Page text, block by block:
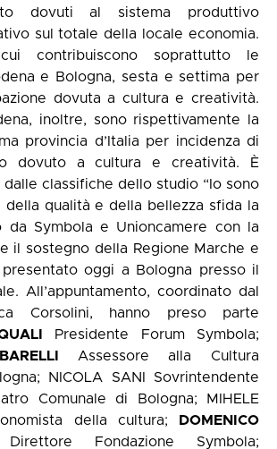
dovuti al sistema produttivo
sul totale della locale economia.
contribuiscono soprattutto le
e Bologna, sesta e settima per
dovuta a cultura e creatività.
inoltre, sono rispettivamente la
provincia d’Italia per incidenza di
dovuto a cultura e creatività. È
classifiche dello studio “Io sono
della qualità e della bellezza sfida la
da Symbola e Unioncamere con la
il sostegno della Regione Marche e
oggi a Bologna presso il
All’appuntamento, coordinato dal
Corsolini, hanno preso parte
Presidente Forum Symbola;
Assessore alla Cultura
NICOLA SANI Sovrintendente
Comunale di Bologna; MIHELE
della cultura;
DOMENICO
Fondazione Symbola;